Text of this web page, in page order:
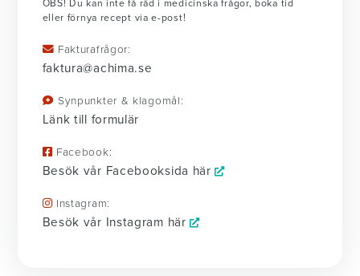
OBS! Du kan inte få råd i medicinska frågor, boka tid
eller förnya recept via e-post!
Fakturafrågor:
faktura@achima.se
Synpunkter & klagomål:
Länk till formulär
Facebook:
Besök vår Facebooksida här
Instagram:
Besök vår Instagram här